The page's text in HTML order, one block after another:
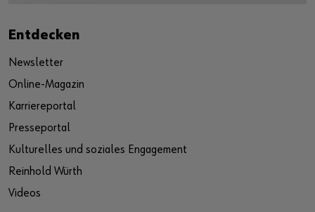
Entdecken
Newsletter
Online-Magazin
Karriereportal
Presseportal
Kulturelles und soziales Engagement
Reinhold Würth
Videos